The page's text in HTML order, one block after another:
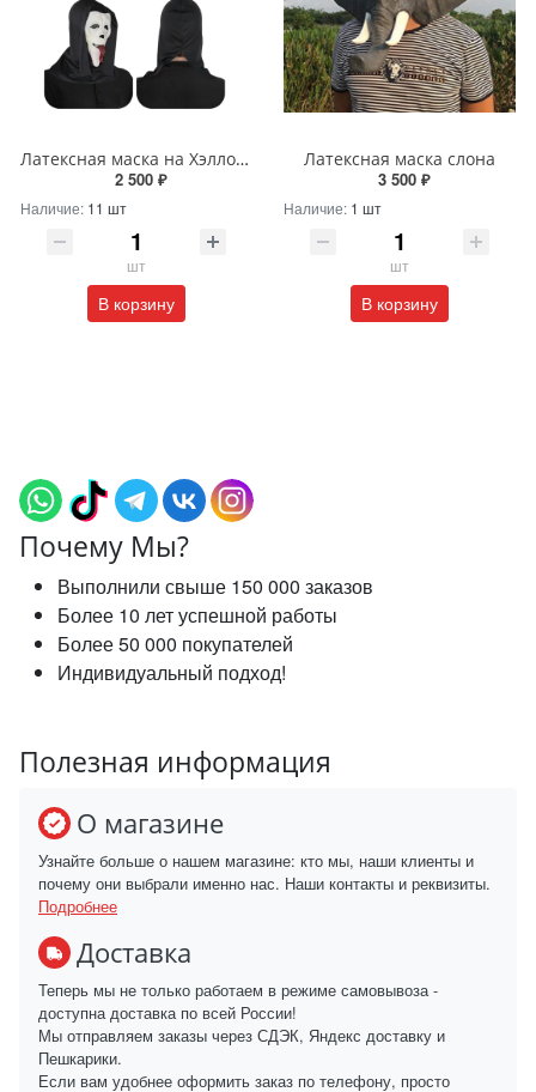
Латексная маска на Хэллоуин «Крик-наркоман»
2 500 ₽
Наличие: 11 шт
шт
В корзину
Латексная маска слона
3 500 ₽
Наличие: 1 шт
шт
В корзину
Почему Мы?
Выполнили свыше 150 000 заказов
Более 10 лет успешной работы
Более 50 000 покупателей
Индивидуальный подход!
Полезная информация
О магазине
Узнайте больше о нашем магазине: кто мы, наши клиенты и
почему они выбрали именно нас. Наши контакты и реквизиты.
Подробнее
Доставка
Теперь мы не только работаем в режиме самовывоза -
доступна доставка по всей России!
Мы отправляем заказы через СДЭК, Яндекс доставку и
Пешкарики.
Если вам удобнее оформить заказ по телефону, просто